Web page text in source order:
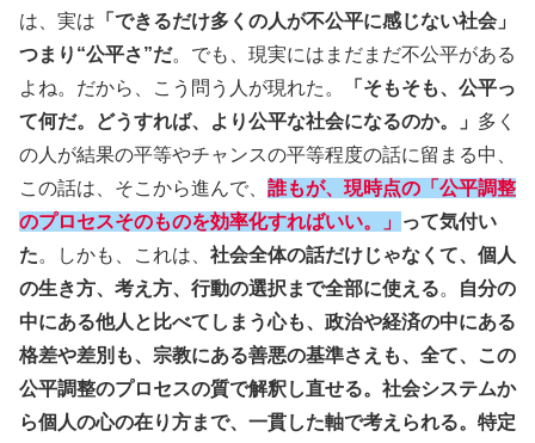
は、実は 「できるだけ多くの人が不公平に感じない社会」
つまり“公平さ”だ。でも、現実にはまだまだ不公平がある
よね。だから、こう問う人が現れた。
「そもそも、公平っ
て何だ。どうすれば、より公平な社会になるのか。」 多く
の人が結果の平等やチャンスの平等程度の話に留まる中、
この話は、そこから進んで、 誰もが、現時点の「公平調整
のプロセスそのものを効率化すればいい。」 って気付い
た。しかも、これは、 社会全体の話だけじゃなくて、個人
の生き方、考え方、行動の選択まで全部に使える。
自分の
中にある他人と比べてしまう心も、政治や経済の中にある
格差や差別も、宗教にある善悪の基準さえも、全て、この
公平調整のプロセスの質で解釈し直せる。社会システムか
ら個人の心の在り方まで、一貫した軸で考えられる。特定